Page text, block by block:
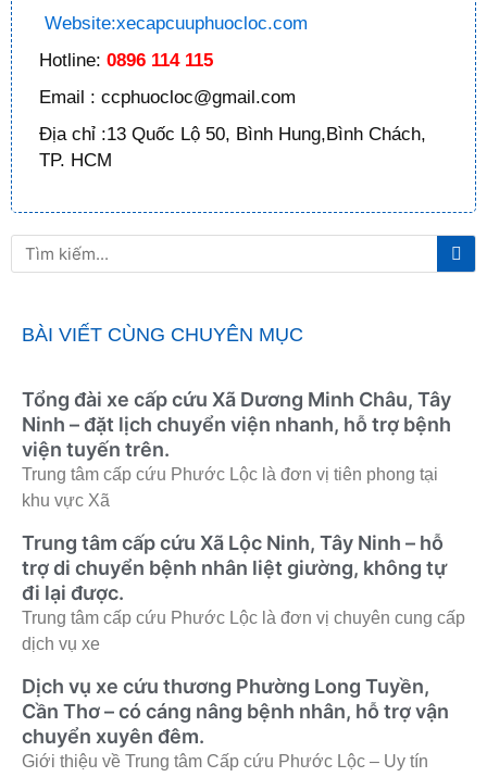
Website:xecapcuuphuocloc.com
Hotline: 0896 114 115
Email : ccphuocloc@gmail.com
Địa chỉ :13 Quốc Lộ 50, Bình Hung,Bình Chách,
TP. HCM
Tìm
kiếm
BÀI VIẾT CÙNG CHUYÊN MỤC
Tổng đài xe cấp cứu Xã Dương Minh Châu, Tây
Ninh – đặt lịch chuyển viện nhanh, hỗ trợ bệnh
viện tuyến trên.
Trung tâm cấp cứu Phước Lộc là đơn vị tiên phong tại
khu vực Xã
Trung tâm cấp cứu Xã Lộc Ninh, Tây Ninh – hỗ
trợ di chuyển bệnh nhân liệt giường, không tự
đi lại được.
Trung tâm cấp cứu Phước Lộc là đơn vị chuyên cung cấp
dịch vụ xe
Dịch vụ xe cứu thương Phường Long Tuyền,
Cần Thơ – có cáng nâng bệnh nhân, hỗ trợ vận
chuyển xuyên đêm.
Giới thiệu về Trung tâm Cấp cứu Phước Lộc – Uy tín